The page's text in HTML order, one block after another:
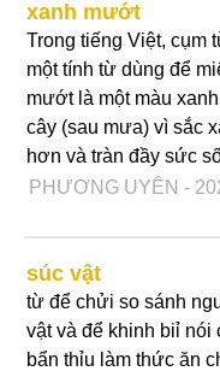
xanh mướt
Trong tiếng Việt, cụm
một tính từ dùng để
mướt là một màu
cây (sau mưa) vì sắc
hơn và tràn đầy sức
PHƯƠNG UYÊN -
súc vật
từ để chửi so sánh
vật và để khinh biỉ nói
bẩn thỉu làm thức ăn